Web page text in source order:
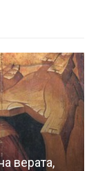
верата,